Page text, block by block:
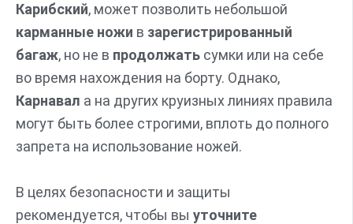
Карибский, может позволить небольшой
карманные ножи в зарегистрированный
багаж, но не в продолжать сумки или на себе
во время нахождения на борту. Однако,
Карнавал а на других круизных линиях правила
могут быть более строгими, вплоть до полного
запрета на использование ножей.
В целях безопасности и защиты
рекомендуется, чтобы вы уточните